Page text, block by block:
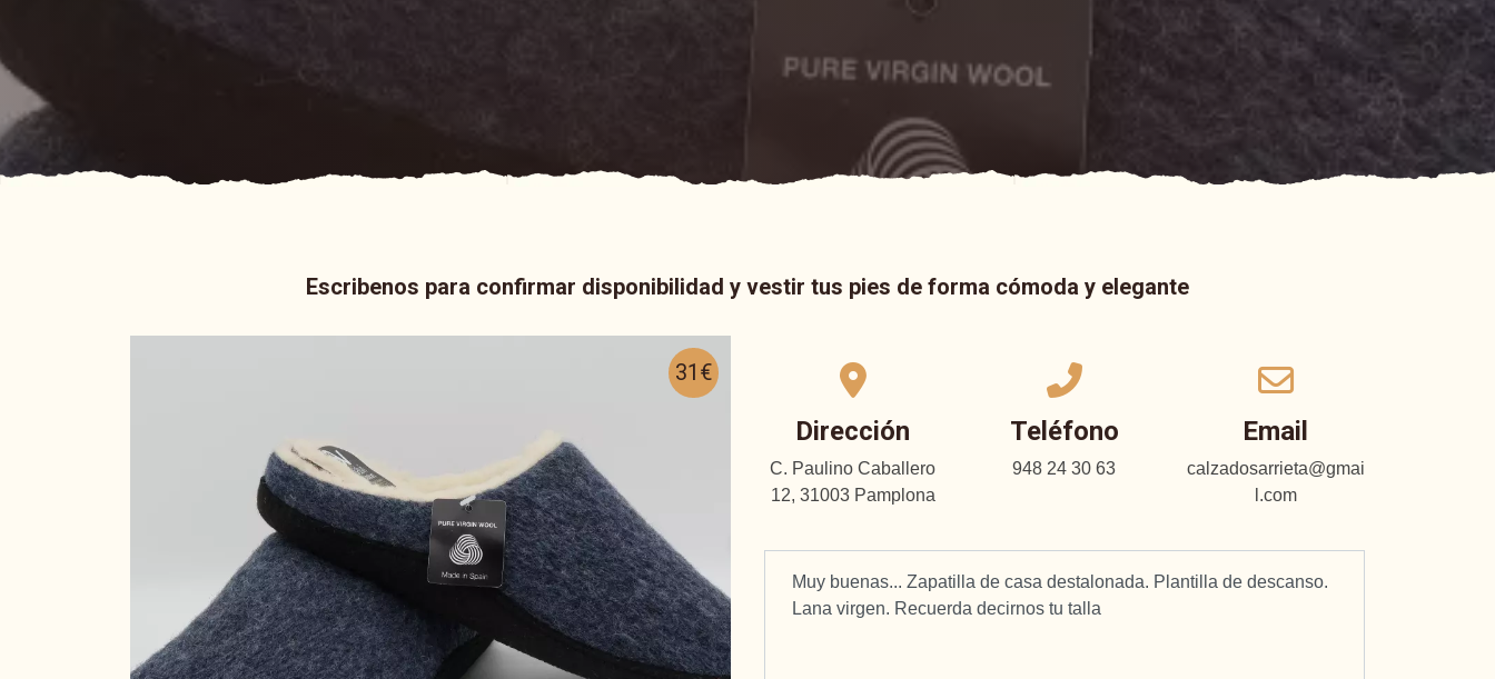
Escribenos para confirmar disponibilidad y vestir tus pies de forma cómoda y elegante
31€
Dirección
C. Paulino Caballero
12, 31003 Pamplona
Teléfono
948 24 30 63
Email
calzadosarrieta@gmai
l.com